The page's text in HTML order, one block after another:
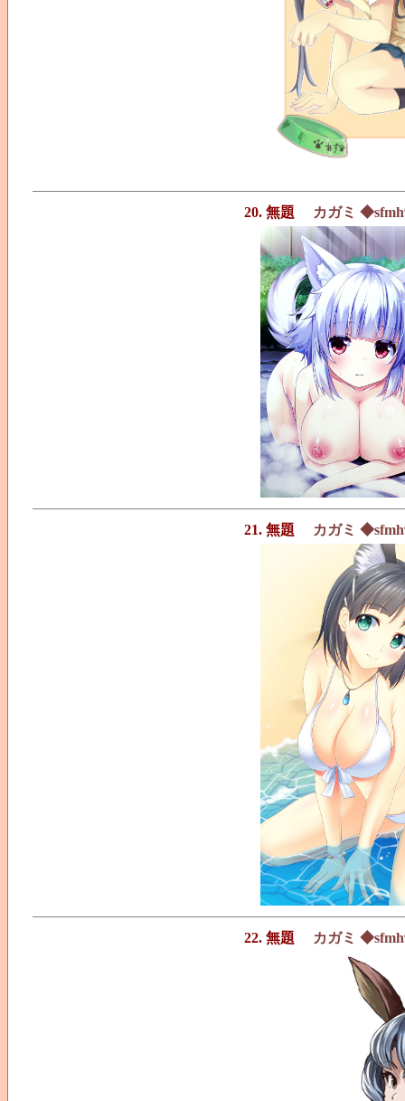
20. 無題 カガミ
21. 無題 カガミ
22. 無題 カガミ